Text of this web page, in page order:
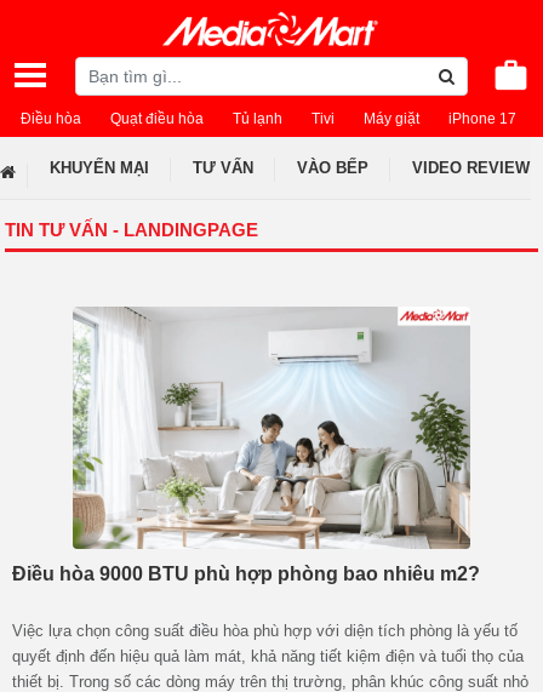
Điều hòa Quạt điều hòa Tủ lạnh Tivi Máy giặt iPhone 17
KHUYẾN MẠI TƯ VẤN VÀO BẾP VIDEO REVIEW
TIN TƯ VẤN - LANDINGPAGE
Điều hòa 9000 BTU phù hợp phòng bao nhiêu m2?
Việc lựa chọn công suất điều hòa phù hợp với diện tích phòng là yếu tố
quyết định đến hiệu quả làm mát, khả năng tiết kiệm điện và tuổi thọ của
thiết bị. Trong số các dòng máy trên thị trường, phân khúc công suất nhỏ